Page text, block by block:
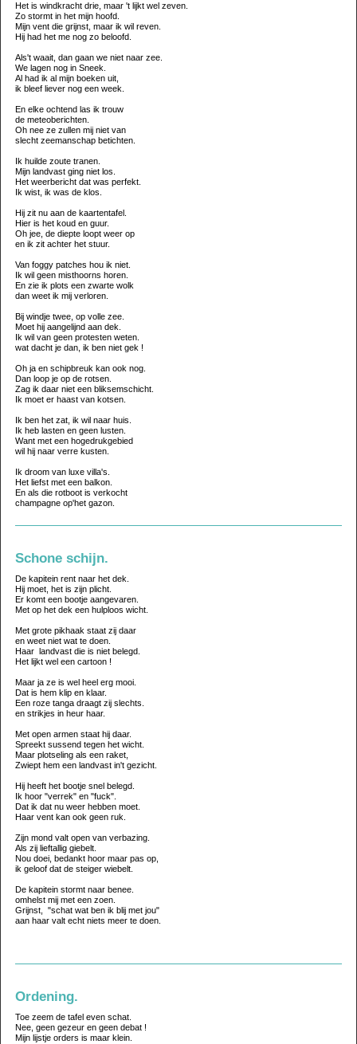
Het is windkracht drie, maar 't lijkt wel zeven.
Zo stormt in het mijn hoofd.
Mijn vent die grijnst, maar ik wil reven.
Hij had het me nog zo beloofd.
Als't waait, dan gaan we niet naar zee.
We lagen nog in Sneek.
Al had ik al mijn boeken uit,
ik bleef liever nog een week.
En elke ochtend las ik trouw
de meteoberichten.
Oh nee ze zullen mij niet van
slecht zeemanschap betichten.
Ik huilde zoute tranen.
Mijn landvast ging niet los.
Het weerbericht dat was perfekt.
Ik wist, ik was de klos.
Hij zit nu aan de kaartentafel.
Hier is het koud en guur.
Oh jee, de diepte loopt weer op
en ik zit achter het stuur.
Van foggy patches hou ik niet.
Ik wil geen misthoorns horen.
En zie ik plots een zwarte wolk
dan weet ik mij verloren.
Bij windje twee, op volle zee.
Moet hij aangelijnd aan dek.
Ik wil van geen protesten weten.
wat dacht je dan, ik ben niet gek !
Oh ja en schipbreuk kan ook nog.
Dan loop je op de rotsen.
Zag ik daar niet een bliksemschicht.
Ik moet er haast van kotsen.
Ik ben het zat, ik wil naar huis.
Ik heb lasten en geen lusten.
Want met een hogedrukgebied
wil hij naar verre kusten.
Ik droom van luxe villa's.
Het liefst met een balkon.
En als die rotboot is verkocht
champagne op'het gazon.
Schone schijn.
De kapitein rent naar het dek.
Hij moet, het is zijn plicht.
Er komt een bootje aangevaren.
Met op het dek een hulploos wicht.
Met grote pikhaak staat zij daar
en weet niet wat te doen.
Haar landvast die is niet belegd.
Het lijkt wel een cartoon !
Maar ja ze is wel heel erg mooi.
Dat is hem klip en klaar.
Een roze tanga draagt zij slechts.
en strikjes in heur haar.
Met open armen staat hij daar.
Spreekt sussend tegen het wicht.
Maar plotseling als een raket,
Zwiept hem een landvast in't gezicht.
Hij heeft het bootje snel belegd.
Ik hoor "verrek" en "fuck".
Dat ik dat nu weer hebben moet.
Haar vent kan ook geen ruk.
Zijn mond valt open van verbazing.
Als zij lieftallig giebelt.
Nou doei, bedankt hoor maar pas op,
ik geloof dat de steiger wiebelt.
De kapitein stormt naar benee.
omhelst mij met een zoen.
Grijnst, "schat wat ben ik blij met jou"
aan haar valt echt niets meer te doen.
Ordening.
Toe zeem de tafel even schat.
Nee, geen gezeur en geen debat !
Mijn lijstje orders is maar klein.